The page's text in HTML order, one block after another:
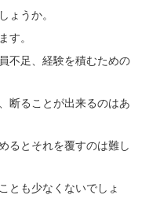
ょうか。
す。
不足、経験を積むための
断ることが出来るのはあ
るとそれを覆すのは難し
とも少なくないでしょ